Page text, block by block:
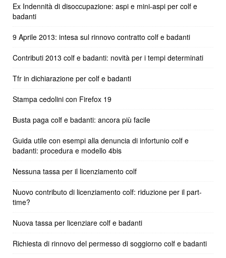
Ex Indennità di disoccupazione: aspi e mini-aspi per colf e
badanti
9 Aprile 2013: intesa sul rinnovo contratto colf e badanti
Contributi 2013 colf e badanti: novità per i tempi determinati
Tfr in dichiarazione per colf e badanti
Stampa cedolini con Firefox 19
Busta paga colf e badanti: ancora più facile
Guida utile con esempi alla denuncia di infortunio colf e
badanti: procedura e modello 4bis
Nessuna tassa per il licenziamento colf
Nuovo contributo di licenziamento colf: riduzione per il part-
time?
Nuova tassa per licenziare colf e badanti
Richiesta di rinnovo del permesso di soggiorno colf e badanti